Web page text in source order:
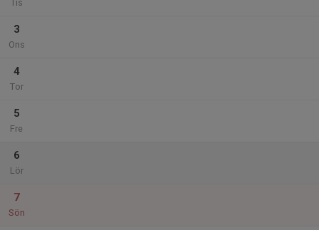
Tis
3
Ons
4
Tor
5
Fre
6
Lör
7
Sön